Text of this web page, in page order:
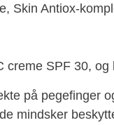
Skin Antiox-
SPF 30,
på pegefinger
mindsker